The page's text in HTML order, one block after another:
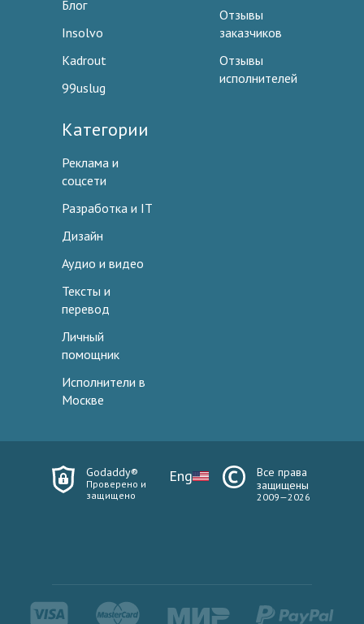
Блог
Insolvo
Kadrout
99uslug
Отзывы
заказчиков
Отзывы
исполнителей
Категории
Реклама и
соцсети
Разработка и IT
Дизайн
Аудио и видео
Тексты и
перевод
Личный
помощник
Исполнители в
Москве
Godaddy®
Проверено и
защищено
Eng
Все права
защищены
2009—2026